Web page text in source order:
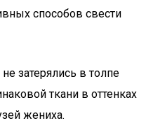
способов свести
затерялись в толпе
ткани в оттенках
жениха.